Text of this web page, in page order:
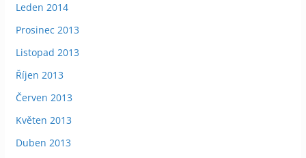
Leden 2014
Prosinec 2013
Listopad 2013
Říjen 2013
Červen 2013
Květen 2013
Duben 2013